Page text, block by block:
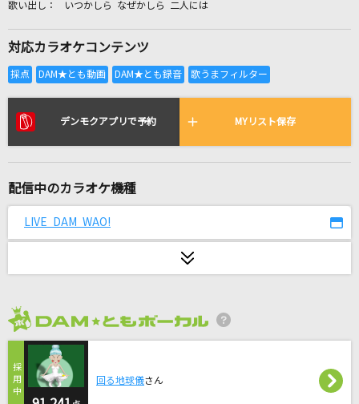
全国りれき
リアルタイムで歌われている曲の一覧
君をのせて
[生音]銀の龍の背に乗って
Mr.Children
カルテNo.2222
いつかしら なぜかしら 二人には
対応カラオケコンテンツ
デンモクアプリで予約 MYリスト保存
配信中のカラオケ機種
LIVE DAM WAO!
回る地球儀さん